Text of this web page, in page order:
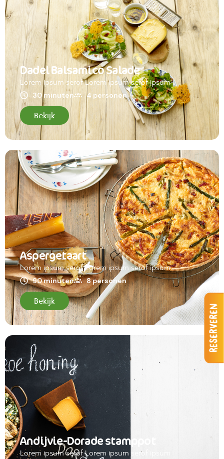
Dadel Balsamico Salade
Lorem ipsum serof Lorem ipsum serof ipsum
30 minuten
4 personen
Bekijk
Aspergetaart
Lorem ipsum serof Lorem ipsum serof ipsum
90 minuten
8 personen
Bekijk
Andijvie-Dorade stamppot
Lorem ipsum serof Lorem ipsum serof ipsum
Reserveren